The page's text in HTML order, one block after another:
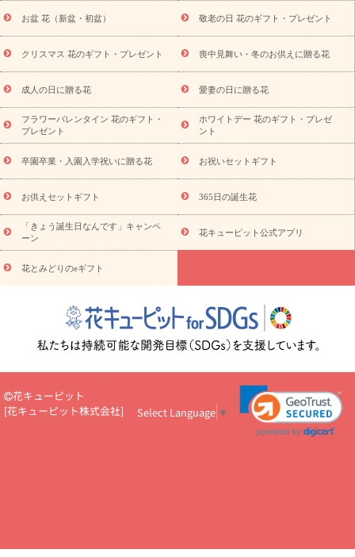
お供え プリザーブドフラワー
ペットのお供えフラワー
お盆（新
盆・初盆）
その他 お祝い返し お見舞い
お取り寄せギフト
ビジネス用
ご自宅用 観葉植物 ミディ胡蝶蘭
プリザーブ
ドフラワー
スタイルから探す アレンジメント 花束
スタ
ンド花
お祝い お供え・お悔やみ 胡蝶蘭 胡蝶蘭・花鉢
ディ胡蝶蘭・お祝い
ミディ胡蝶蘭・お供え
世界初の青色胡蝶蘭
観葉植物
観葉植物 産直多肉植物
プリザーブドフラワー
お祝い
お供え・お悔やみ 花とセットギフト
セミオーダー
プチギフト（hanamore -ハナモア-）
花とみどりのeギフト
キューピットのeGfit
カラー ピンク イエローオレンジ
レッ
ド
お花の種類 トルコキキョウ
お祝い お祝い・3000円～ お祝い・4000円～
お祝い・
5000円～
お祝い・7000円～ お祝い・ 10000円～
お供え・お
悔やみ
円～
お供え・お悔やみ・
読み物
いのマナー
定年退職祝いのマナー
お祝いを贈るときのマナー・
花キューピットのお祝いコラム一覧
誕生日のお花を「色
彩心理学」で選ぶ方法
結婚祝いの予算相場
出産祝いお役立ち情
ール
新築引っ越し祝いコラム お祝い花のマナー総まとめ
職
場上司や先輩へ贈るお祝い花の正解は？
開店祝いの花 選び方ガイ
あり)
花キューピット×専門家
CO2排出量削減 / SDGsを考える
お盆 花（新盆・初盆） 敬老の日 花のギフト・プレゼント
クリスマス 花のギフト・プレゼント 喪中見舞い・冬のお供えに贈る花
成人の日に贈る花 愛妻の日に贈る花
フラワーバレンタイン 花のギフト・
プレゼント
ホワイトデー 花のギフト・プレゼ
ント
卒園卒業・入園入学祝いに贈る花 お祝いセットギフト
お供えセットギフト 365日の誕生花
「きょう誕生日なんです」キャンペ
ーン
花キューピット公式アプリ
花とみどりのeギフト
花キューピット
[花キューピット株式会社] Select Language ▼